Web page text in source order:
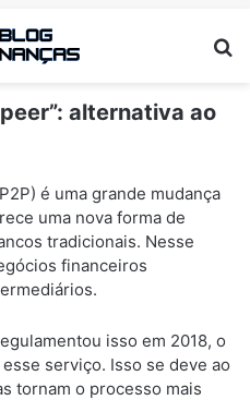
alternativa ao
é uma grande mudança
uma nova forma de
tradicionais. Nesse
financeiros
isso em 2018, o
serviço. Isso se deve ao
tornam o processo mais